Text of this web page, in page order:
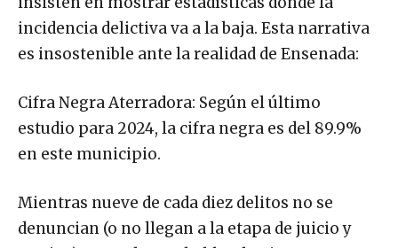
insisten en mostrar estadísticas donde la
incidencia delictiva va a la baja. Esta narrativa
es insostenible ante la realidad de Ensenada:
Cifra Negra Aterradora: Según el último
estudio para 2024, la cifra negra es del 89.9%
en este municipio.
Mientras nueve de cada diez delitos no se
denuncian (o no llegan a la etapa de juicio y